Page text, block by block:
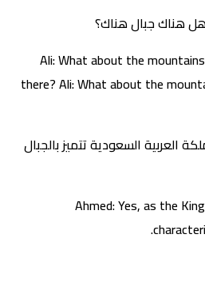
هناك جبال هناك؟
Ali: What about the
there? Ali: What about the
العربية السعودية تتميز بالجبال
Ahmed: Yes, as the